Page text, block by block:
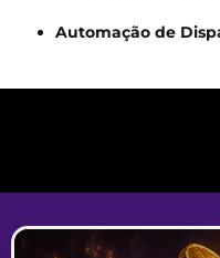
Automação de